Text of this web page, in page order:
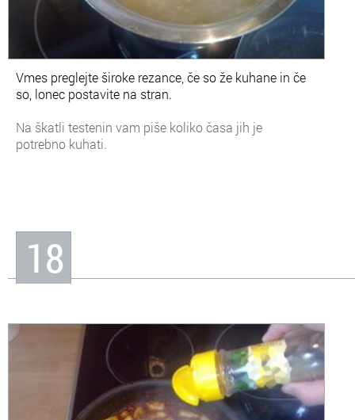
Vmes preglejte široke rezance, če so že kuhane in če
so, lonec postavite na stran.
Na škatli testenin vam piše koliko časa jih je
potrebno kuhati.
18